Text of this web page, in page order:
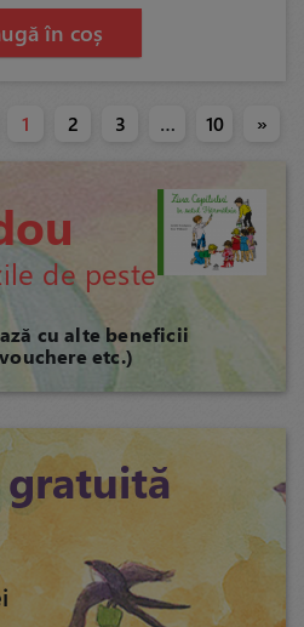
în coș
1 2 3 … 10 »
de peste
cu alte beneficii
etc.)
gratuită